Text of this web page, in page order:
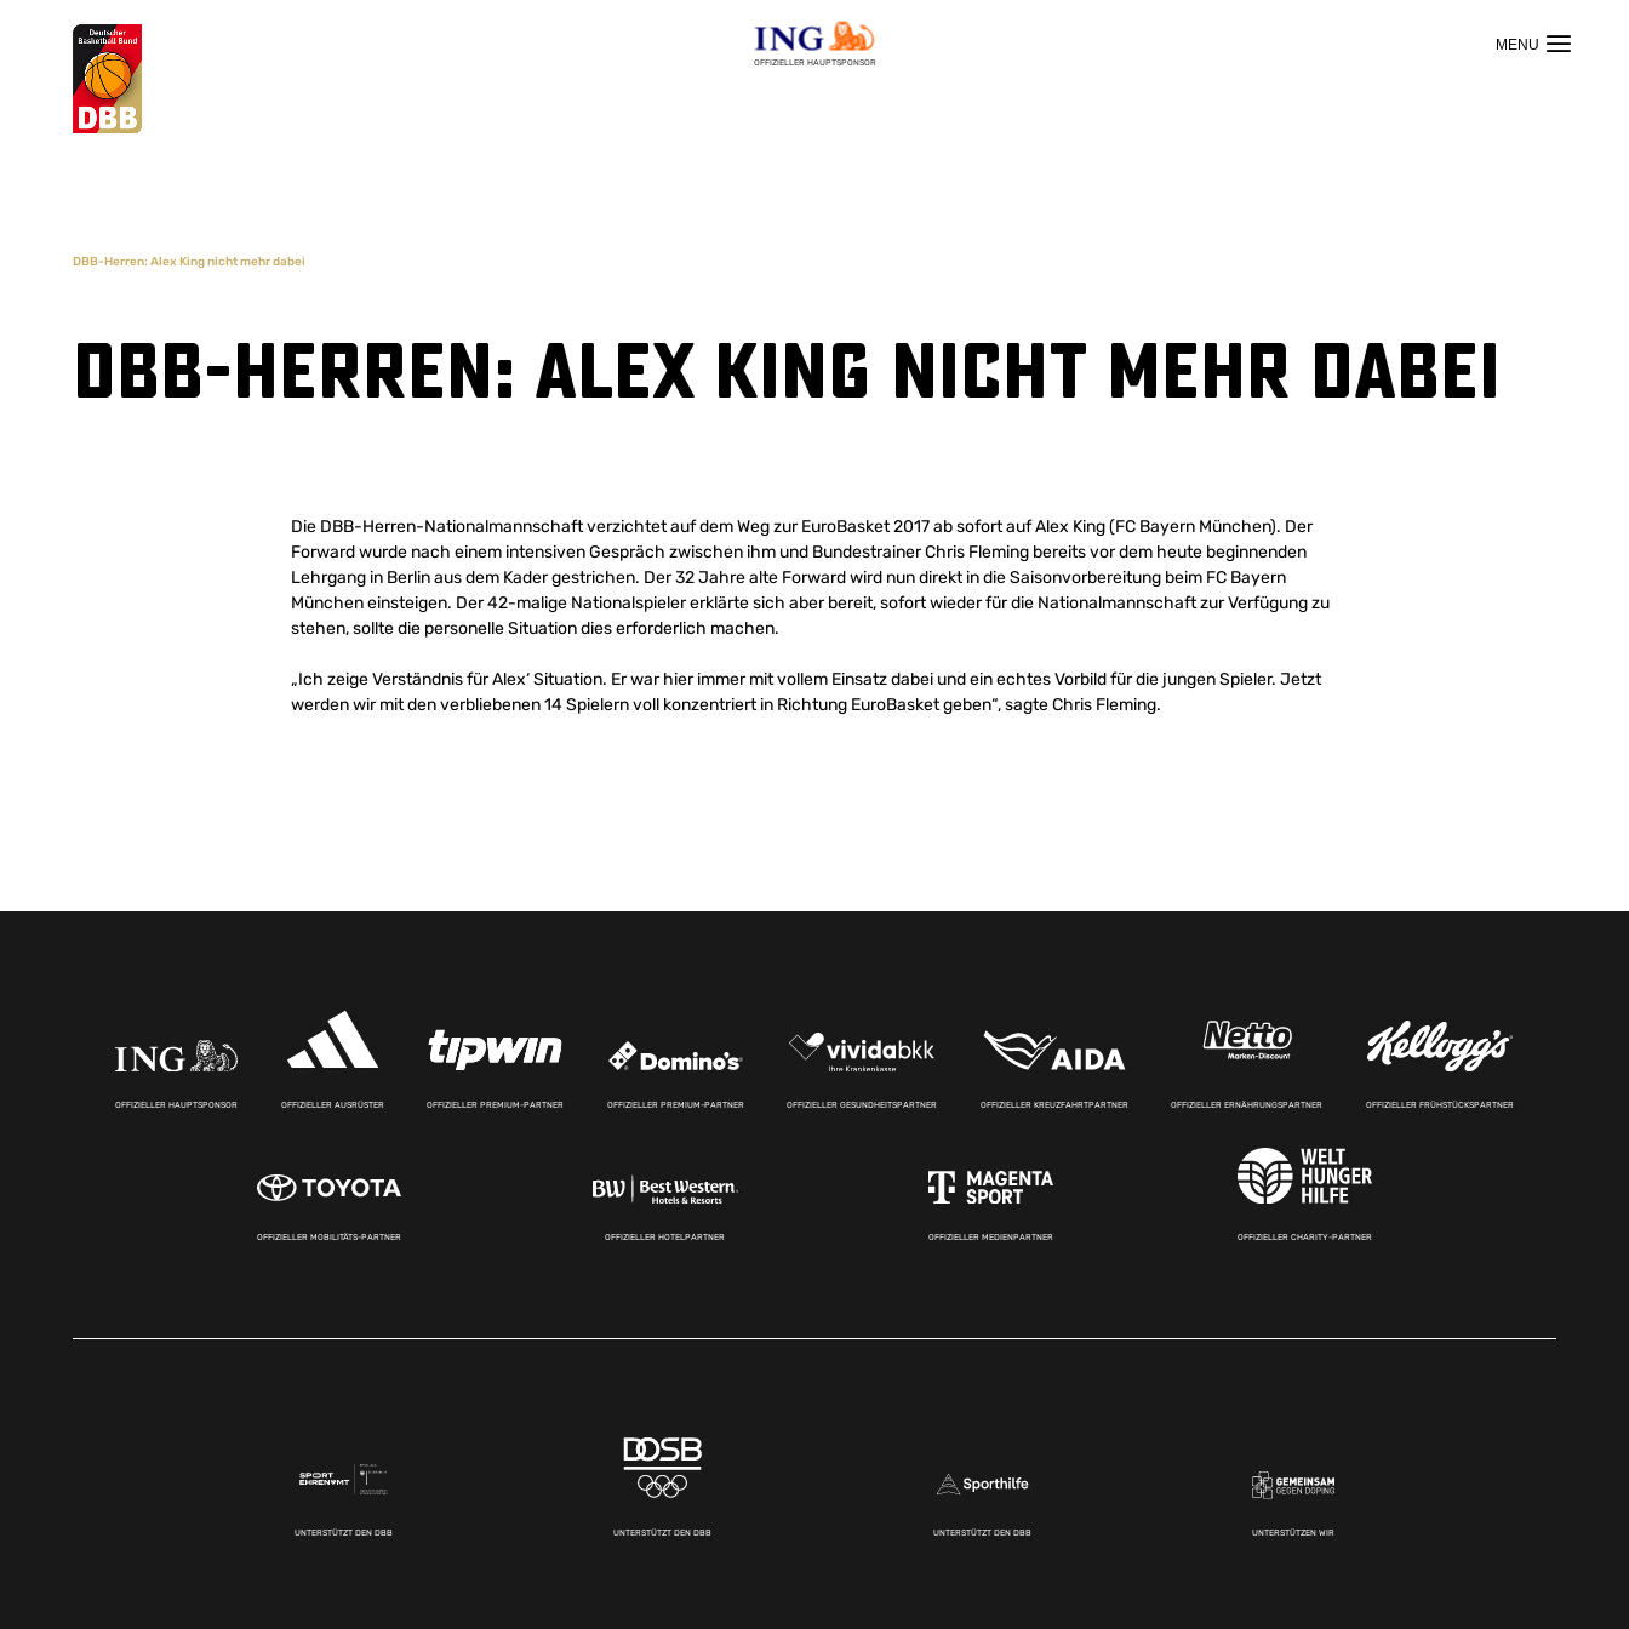
OFFIZIELLER HAUPTSPONSOR
Suchvorschläge
DBB-Herren: Alex King nicht mehr dabei
DBB-Herren: Alex King nicht mehr dabei
Die DBB-Herren-Nationalmannschaft verzichtet auf dem Weg zur EuroBasket 2017 ab sofort auf Alex King (FC Bayern München). Der
Forward wurde nach einem intensiven Gespräch zwischen ihm und Bundestrainer Chris Fleming bereits vor dem heute beginnenden
Lehrgang in Berlin aus dem Kader gestrichen. Der 32 Jahre alte Forward wird nun direkt in die Saisonvorbereitung beim FC Bayern
München einsteigen. Der 42-malige Nationalspieler erklärte sich aber bereit, sofort wieder für die Nationalmannschaft zur Verfügung zu
stehen, sollte die personelle Situation dies erforderlich machen.
„Ich zeige Verständnis für Alex‘ Situation. Er war hier immer mit vollem Einsatz dabei und ein echtes Vorbild für die jungen Spieler. Jetzt
werden wir mit den verbliebenen 14 Spielern voll konzentriert in Richtung EuroBasket geben“, sagte Chris Fleming.
OFFIZIELLER HAUPTSPONSOR OFFIZIELLER AUSRÜSTER OFFIZIELLER PREMIUM-PARTNER OFFIZIELLER PREMIUM-PARTNER OFFIZIELLER GESUNDHEITSPARTNER OFFIZIELLER KREUZFAHRTPARTNER OFFIZIELLER ERNÄHRUNGSPARTNER OFFIZIELLER FRÜHSTÜCKSPARTNER
OFFIZIELLER MOBILITÄTS-PARTNER OFFIZIELLER HOTELPARTNER OFFIZIELLER MEDIENPARTNER OFFIZIELLER CHARITY-PARTNER
UNTERSTÜTZT DEN DBB UNTERSTÜTZT DEN DBB UNTERSTÜTZT DEN DBB UNTERSTÜTZEN WIR